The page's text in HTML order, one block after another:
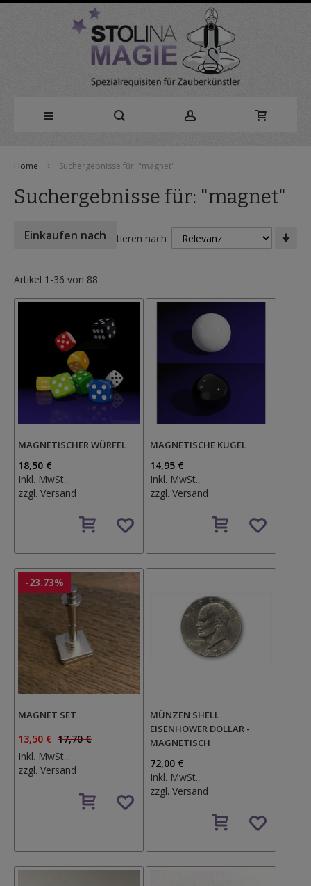
zum
Inhalt
Home Suchergebnisse für: "magnet"
Suchergebnisse für: "magnet"
Artikel 1 -36 von 88
Sortieren nach
MAGNETISCHER WÜRFEL
18,50 €
Inkl. MwSt.,
zzgl. Versand
den
MAGNETISCHE KUGEL
14,95 €
Inkl. MwSt.,
zzgl.Versand
den
-23.73%
MAGNET SET
13,50 € 17,70 €
Inkl. MwSt.,
zzgl. Versand
den
MÜNZEN SHELL
EISENHOWER DOLLAR -
MAGNETISCH
72,00 €
Inkl. MwSt.,
zzgl.Versand
den
Einkaufen nach